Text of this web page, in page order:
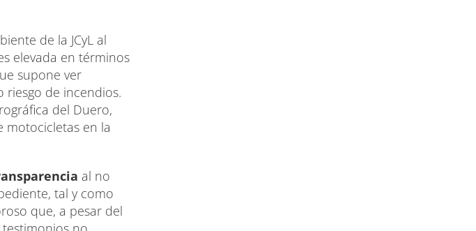
de la JCyL al
elevada en términos
supone ver
de incendios.
del Duero,
motocicletas en la
al no
tal y como
que, a pesar del